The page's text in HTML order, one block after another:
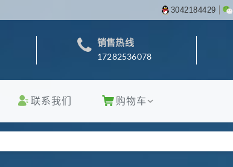
3042184429
销售热线
17282536078
联系我们 购物车